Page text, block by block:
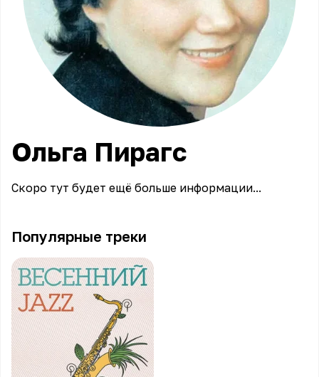
Ольга Пирагс
Скоро тут будет ещё больше информации...
Популярные треки